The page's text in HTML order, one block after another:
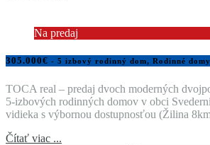
Na predaj
305.000€ - 5 izbový rodinný dom, Rodinné domy
TOCA real – predaj dvoch moderných
5-izbových rodinných domov v obci
vidieka s výbornou dostupnosťou (Žilina
Čítať viac ...